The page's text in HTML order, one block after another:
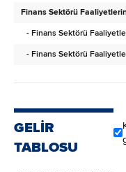
Finans Sektörü
- Finans Sektörü
- Finans Sektörü
GELİR
TABLOSU